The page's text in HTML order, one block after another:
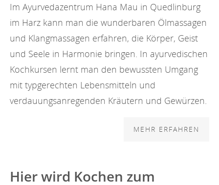
Im Ayurvedazentrum Hana Mau in Quedlinburg
im Harz kann man die wunderbaren Ölmassagen
und Klangmassagen erfahren, die Körper, Geist
und Seele in Harmonie bringen. In ayurvedischen
Kochkursen lernt man den bewussten Umgang
mit typgerechten Lebensmitteln und
verdauungsanregenden Kräutern und Gewürzen.
MEHR ERFAHREN
Hier wird Kochen zum